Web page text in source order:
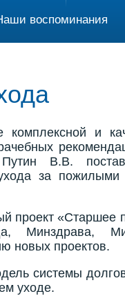
воспоминания
комплексной и
Путин В.В.
ухода за
проект «Старшее
Минздрава,
новых проектов.
системы
уходе.